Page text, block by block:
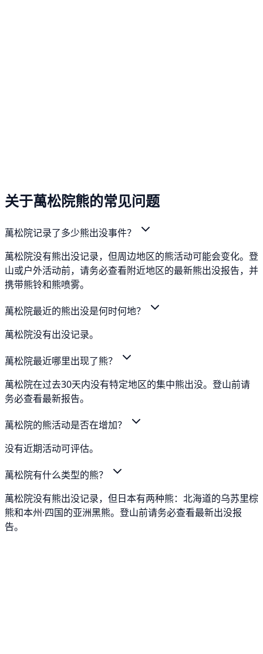
关于萬松院熊的常见问题
萬松院记录了多少熊出没事件？
萬松院没有熊出没记录，但周边地区的熊活动可能会变化。登
山或户外活动前，请务必查看附近地区的最新熊出没报告，并
携带熊铃和熊喷雾。
萬松院最近的熊出没是何时何地？
萬松院没有出没记录。
萬松院最近哪里出现了熊？
萬松院在过去30天内没有特定地区的集中熊出没。登山前请
务必查看最新报告。
萬松院的熊活动是否在增加？
没有近期活动可评估。
萬松院有什么类型的熊？
萬松院没有熊出没记录，但日本有两种熊：北海道的乌苏里棕
熊和本州·四国的亚洲黑熊。登山前请务必查看最新出没报
告。